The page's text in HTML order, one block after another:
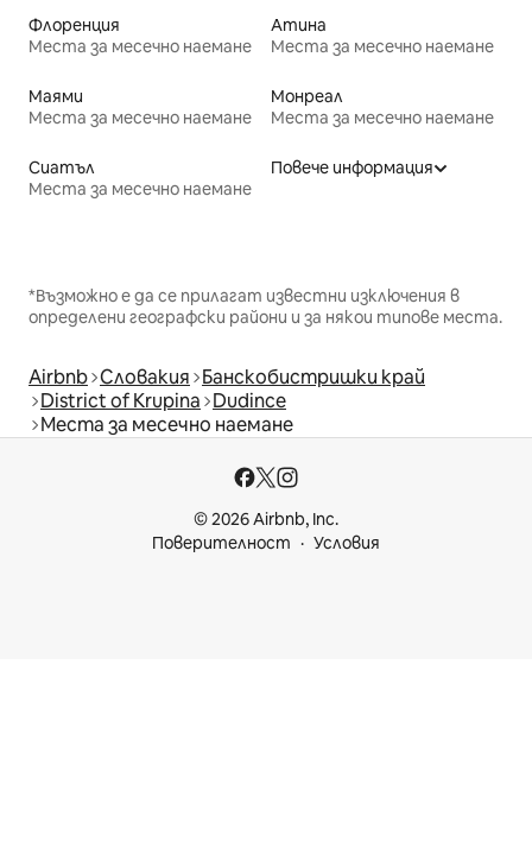
Флоренция
Места за месечно наемане
Атина
Места за месечно наемане
Маями
Места за месечно наемане
Монреал
Места за месечно наемане
Сиатъл
Места за месечно наемане
Повече информация
*Възможно е да се прилагат известни изключения в
определени географски райони и за някои типове места.
Airbnb Словакия Банскобистришки край
District of Krupina Dudince
Места за месечно наемане
© 2026 Airbnb, Inc.
Поверителност
Условия